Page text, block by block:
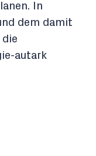
In
dem damit
autark